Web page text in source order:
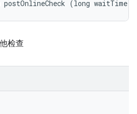
(long waitTime)
检查